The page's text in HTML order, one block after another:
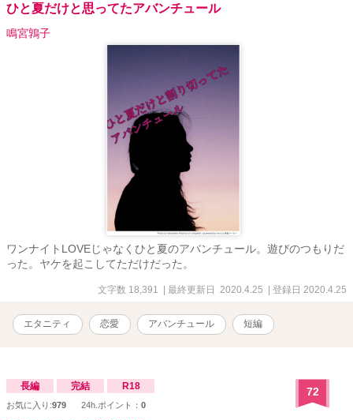
ひと夏だけと思ってたアバンチュール
鳴宮鶉子
ワンナイトLOVEじゃなくひと夏のアバンチュール。遊びのつもりだ
った。ヤケを起こしてただけだった。
文字数 18,391 | 最終更新日 2020.4.25 | 登録日 2020.4.25
エタニティ 恋愛 アバンチュール 短編
長編 完結 R18
お気に入り:979 24h.ポイント： 0
72